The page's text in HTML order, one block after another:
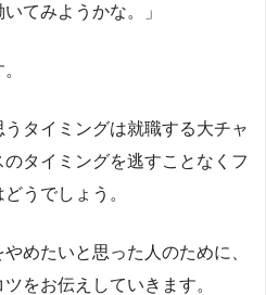
てみようかな。」
タイミングは就職する大チャ
タイミングを逃すことなくフ
うでしょう。
めたいと思った人のために、
をお伝えしていきます。